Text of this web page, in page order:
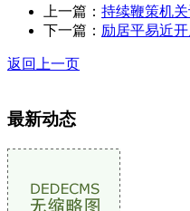
上一篇： 持续鞭策机
下一篇： 励居平易近
返回上一页
最新动态